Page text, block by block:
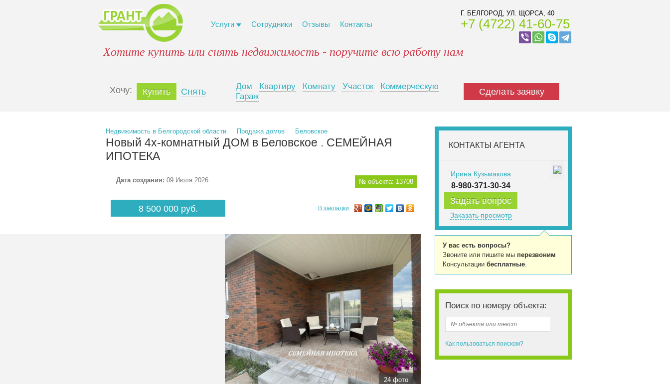
Услуги Сотрудники Отзывы Контакты
Г. БЕЛГОРОД, УЛ. ЩОРСА, 40
+7 (4722) 41-60-75
Хотите купить или снять недвижимость - поручите всю работу нам
Xочу: Купить Снять
Дом Квартиру Комнату Участок
Коммерческую
Гараж
Сделать заявку
Недвижимость в Белгородской области Продажа домов Беловское
Новый 4х-комнатный ДОМ в Беловское . СЕМЕЙНАЯ
ИПОТЕКА
Дата создания: 09 Июля 2026 № объекта: 13708
8 500 000 руб. В закладки
24 фото
КОНТАКТЫ АГЕНТА
Ирина Кузьмакова
8-980-371-30-34
Задать вопрос
Заказать просмотр
У вас есть вопросы?
Звоните или пишите мы перезвоним
Консультации бесплатные.
Поиск по номеру объекта:
Как пользоваться поиском?